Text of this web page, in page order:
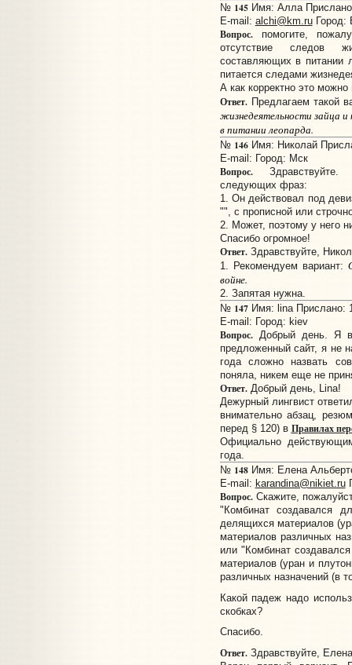
№ 145Имя: Алла
E-mail: alchi@km.ruГород:
Вопрос.помогите,
отсутствие следов
составляющих в питании
питается следами
А как корректно это
Ответ.Предлагаем такой
жизнедеятельности зайца
в питании леопарда.
№ 146Имя: Николай
E-mail: Город: Мск
Вопрос.Здравствуйте.
следующих фраз:
1. Он действовал под
"", с прописной или
2. Может, поэтому у него
Спасибо огромное!
Ответ.Здравствуйте,
1. Рекомендуем вариант:
войне.
2. Запятая нужна.
№ 147Имя: lina Прислано:
E-mail: Город: kiev
Вопрос.Добрый день. Я
предложенный сайт, я не
года сложно назвать
поняла, никем еще не
Ответ.Добрый день, Lina!
Дежурный лингвист
внимательно абзац,
перед § 120) в Правилах
Официально
года.
№ 148Имя: Елена
E-mail: karandina@nikiet.ru
Вопрос.Скажите,
"Комбинат создавался
делящихся материалов
материалов различных
или "Комбинат
материалов (уран и
различных назначений (в
Какой падеж надо
скобках?
Спасибо.
Ответ.Здравствуйте,